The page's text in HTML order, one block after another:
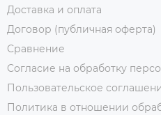
Доставка и оплата
Договор (публичная оферта)
Сравнение
Согласие на обработку
Пользовательское
Политика в отношении